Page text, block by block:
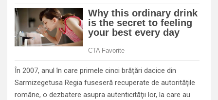
În 2007, anul în care primele cinci brăţări dacice din
Sarmizegetusa Regia fuseseră recuperate de autorităţile
române, o dezbatere asupra autenticităţii lor, la care au